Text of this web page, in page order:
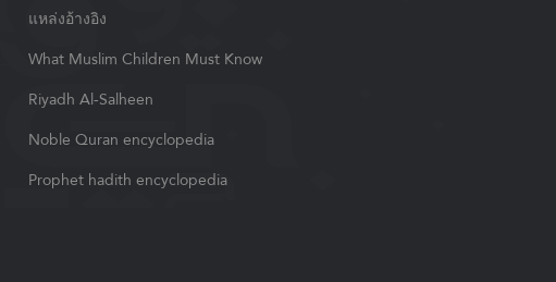
แหล่งอ้างอิง
What Muslim Children Must Know
Riyadh Al-Salheen
Noble Quran encyclopedia
Prophet hadith encyclopedia